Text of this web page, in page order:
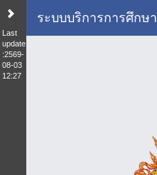
Last
update
:2569-
08-03
12:27
ระบบบริการการศึกษา